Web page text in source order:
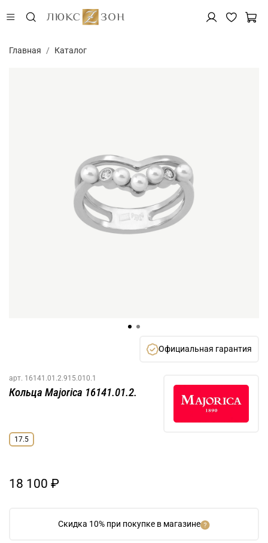
Главная Каталог
Официальная гарантия
арт. 16141.01.2.915.010.1
Скидка 10% при покупке в магазине
Кольца Majorica 16141.01.2.
17.5
18 100 ₽